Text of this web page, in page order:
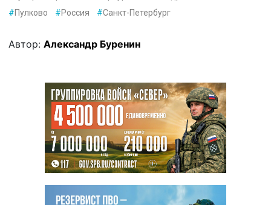
#Пулково #Россия #Санкт-Петербург
Автор: Александр Буренин